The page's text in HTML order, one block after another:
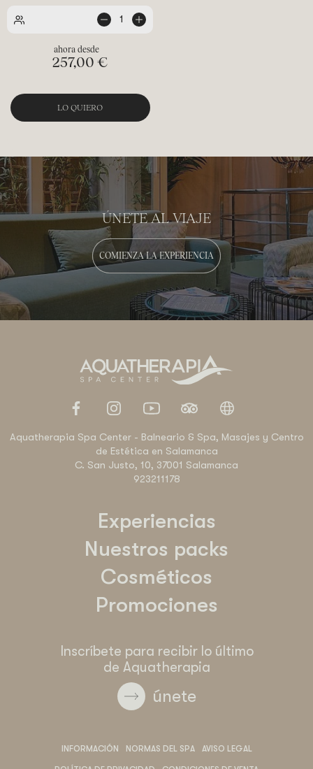
personas
1
257,00 €
LO QUIERO
ÚNETE AL VIAJE
COMIENZA LA EXPERIENCIA
Aquatherapia Spa Center - Balneario & Spa, Masajes y Centro
de Estética en Salamanca
C. San Justo, 10, 37001 Salamanca
923211178
Experiencias
Nuestros packs
Cosméticos
Promociones
Inscríbete para recibir lo último
de Aquatherapia
únete
INFORMACIÓN NORMAS DEL SPA AVISO LEGAL